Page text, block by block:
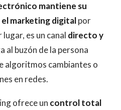
mantiene su
marketing digitalpor
es un canal directo y
al buzón de la persona
algoritmos cambiantes o
en redes.
ofrece un control total